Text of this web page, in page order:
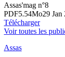
Assas'mag n°8
PDF5.54Mo29 Jan
Télécharger
Voir toutes les
Assas